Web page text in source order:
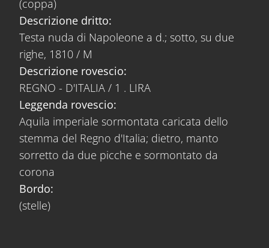
(coppa)
Descrizione dritto:
Testa nuda di Napoleone a d.; sotto, su due
righe, 1810 / M
Descrizione rovescio:
REGNO - D'ITALIA / 1 . LIRA
Leggenda rovescio:
Aquila imperiale sormontata caricata dello
stemma del Regno d'Italia; dietro, manto
sorretto da due picche e sormontato da
corona
Bordo:
(stelle)